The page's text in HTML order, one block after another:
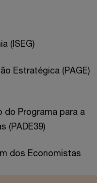
(ISEG)
Estratégica (PAGE)
do Programa para a
(PADE39)
dos Economistas